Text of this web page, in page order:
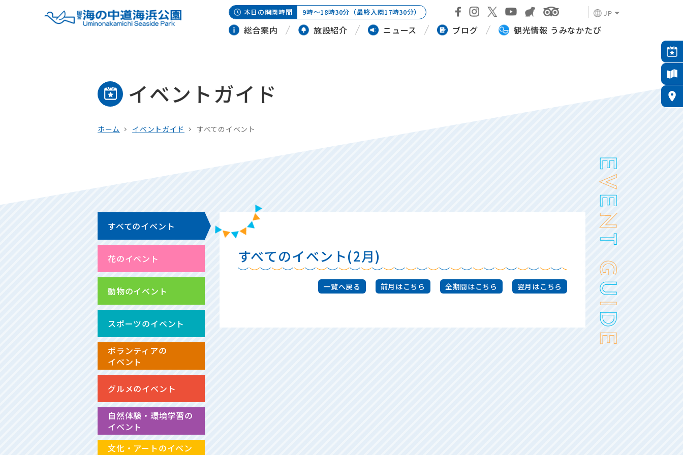
本日の開園時間 9時～18時30分（最終入園17時30分） JP
総合案内 施設紹介 ニュース ブログ 観光情報 うみなかたび
イベントガイド
ホーム イベントガイド すべてのイベント
すべてのイベント
花のイベント
動物のイベント
スポーツのイベント
ボランティアの
イベント
グルメのイベント
自然体験・環境学習の
イベント
文化・アートのイベン
すべてのイベント(2月)
一覧へ戻る 前月はこちら 全期間はこちら 翌月はこちら